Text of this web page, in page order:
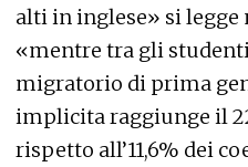
alti in inglese» si legge
«mentre tra gli
migratorio di prima
implicita raggiunge il
rispetto all’11,6% dei